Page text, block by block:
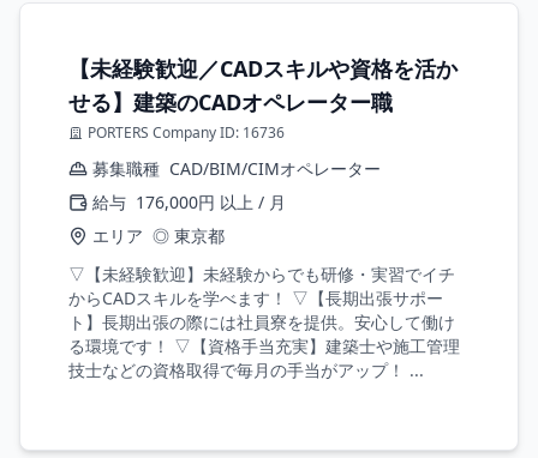
【未経験歓迎／CADスキルや資格を活か
せる】建築のCADオペレーター職
PORTERS Company ID: 16736
募集職種 CAD/BIM/CIMオペレーター
給与 176,000円 以上 / 月
エリア ◎ 東京都
▽【未経験歓迎】未経験からでも研修・実習でイチ
からCADスキルを学べます！ ▽【長期出張サポー
ト】長期出張の際には社員寮を提供。安心して働け
る環境です！ ▽【資格手当充実】建築士や施工管理
技士などの資格取得で毎月の手当がアップ！ ...